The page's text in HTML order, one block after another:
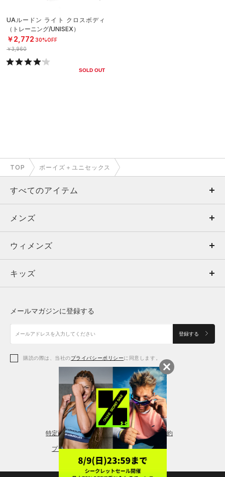
UAルードン ライト クロスボディ
（トレーニング/UNISEX）
￥2,772 30%OFF
￥3,960
SOLD OUT
TOP ボーイズ＋ユニセックス
すべてのアイテム
メンズ
ウィメンズ
キッズ
アクセサリー
メンズ
トップス
ボトムス
アクセサリー
ウィメンズ
トップス
シューズ
アクセサリー
レギンス＆タイツ
キッズ
シューズ
メールマガジンに登録する
登録する
購読の際は、当社のプライバシーポリシーに同意します。
特定商取引法に基づく通販の表記 会員規約
プライバシーポリシー